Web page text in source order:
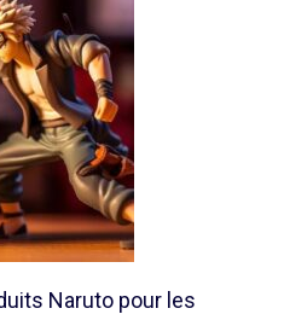
Naruto pour les